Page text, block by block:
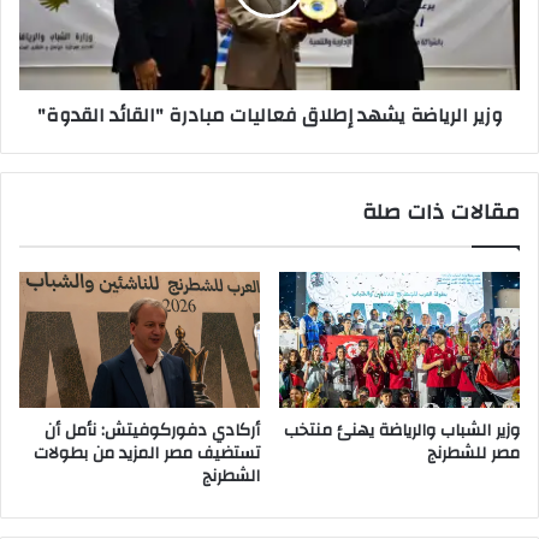
مبادرة
القدوة"
وزير الرياضة يشهد إطلاق فعاليات مبادرة "القائد القدوة"
مقالات ذات صلة
وزير الشباب والرياضة يهنئ منتخب
مصر للشطرنج
أركادي دفوركوفيتش: نأمل أن
تستضيف مصر المزيد من بطولات
الشطرنج